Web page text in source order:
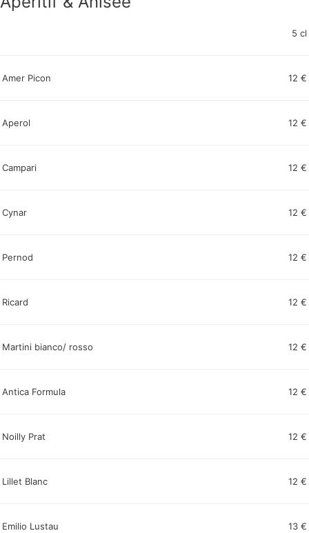
5 cl
Amer Picon 12 €
Aperol 12 €
Campari 12 €
Cynar 12 €
Pernod 12 €
Ricard 12 €
Martini bianco/ rosso 12 €
Antica Formula 12 €
Noilly Prat 12 €
Lillet Blanc 12 €
Emilio Lustau 13 €